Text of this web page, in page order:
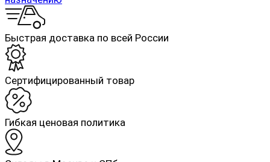
Быстрая доставка по всей России
Cертифицированный товар
Гибкая ценовая политика